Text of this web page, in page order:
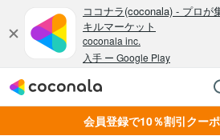
会員登録で10％割引クー